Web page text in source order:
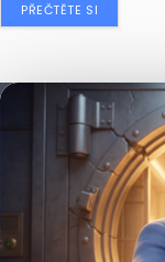
PŘEČTĚTE SI